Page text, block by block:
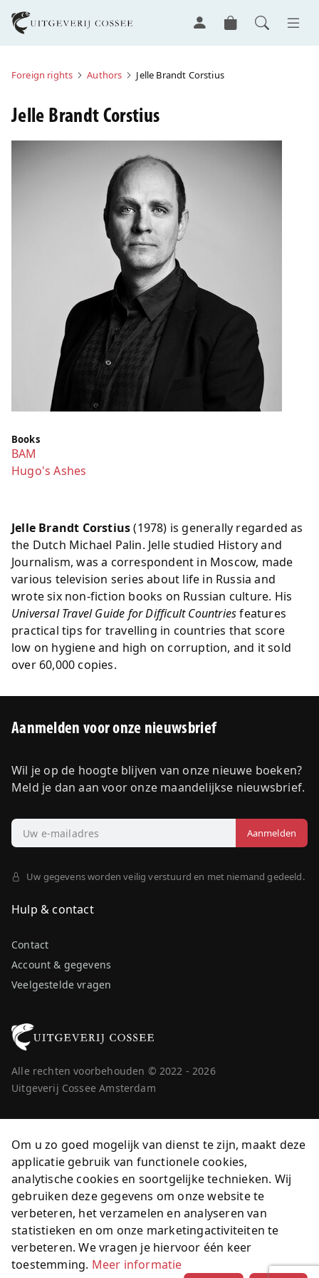
Foreign rights Authors Jelle Brandt Corstius
Jelle Brandt Corstius
Books
BAM
Hugo's Ashes
Jelle Brandt Corstius(1978) is generally regarded as
the Dutch Michael Palin. Jelle studied History and
Journalism, was a correspondent in Moscow, made
various television series about life in Russia and
wrote six non-fiction books on Russian culture. His
Universal Travel Guide for Difficult Countriesfeatures
practical tips for travelling in countries that score
low on hygiene and high on corruption, and it sold
over 60,000 copies.
Aanmelden voor onze nieuwsbrief
Wil je op de hoogte blijven van onze nieuwe boeken?
Meld je dan aan voor onze maandelijkse nieuwsbrief.
Uw gegevens worden veilig verstuurd en met niemand gedeeld.
Hulp & contact
Account & gegevens
Veelgestelde vragen
Contact
Alle rechten voorbehouden © 2022 - 2026
Uitgeverij Cossee Amsterdam
Om u zo goed mogelijk van dienst te zijn, maakt deze
applicatie gebruik van functionele cookies,
analytische cookies en soortgelijke technieken. Wij
gebruiken deze gegevens om onze website te
verbeteren, het verzamelen en analyseren van
statistieken en om onze marketingactiviteiten te
verbeteren. We vragen je hiervoor één keer
toestemming. Meer informatie